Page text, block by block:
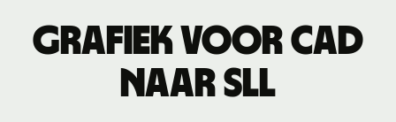
Grafiek voor CAD
naar SLL